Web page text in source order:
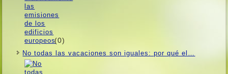
(0)
No todas las vacaciones son iguales: por qué el…